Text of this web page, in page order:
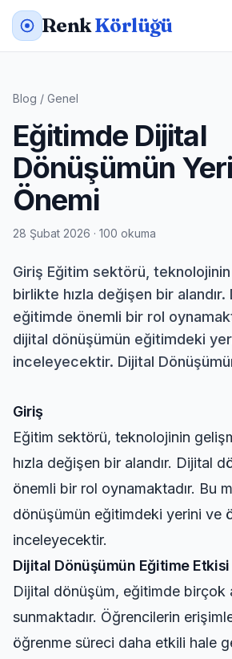
RenkKörlüğü
Blog / Genel
Eğitimde Dijital
Dönüşümün
Önemi
28 Şubat 2026 · 100 okuma
Giriş Eğitim sektörü,
birlikte hızla değişen bir alandır.
eğitimde önemli bir rol
dijital dönüşümün eğitimdeki
inceleyecektir. Dijital
Giriş
Eğitim sektörü, teknolojinin
hızla değişen bir alandır. Dijital
önemli bir rol oynamaktadır. Bu
dönüşümün eğitimdeki yerini ve
inceleyecektir.
Dijital Dönüşümün Eğitime Etkisi
Dijital dönüşüm, eğitimde birçok
sunmaktadır. Öğrencilerin
öğrenme süreci daha etkili hale